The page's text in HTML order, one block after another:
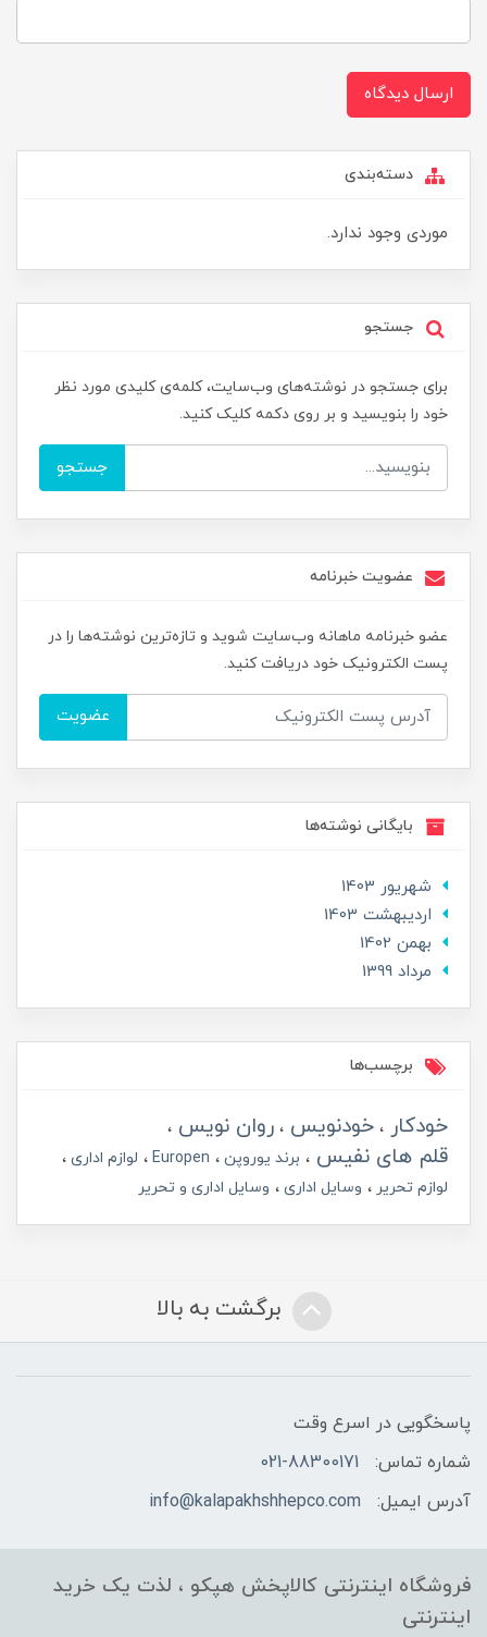
ارسال دیدگاه
دسته‌بندی
موردی وجود ندارد.
جستجو
برای جستجو در نوشته‌های وب‌سایت، کلمه‌ی کلیدی مورد نظر
خود را بنویسید و بر روی دکمه کلیک کنید.
جستجو
عضویت خبرنامه
عضو خبرنامه ماهانه وب‌سایت شوید و تازه‌ترین نوشته‌ها را در
پست الکترونیک خود دریافت کنید.
عضویت
بایگانی نوشته‌ها
شهریور 1403
ارديبهشت 1403
بهمن 1402
مرداد 1399
برچسب‌ها
خودکار خودنویس روان نویس
قلم های نفیس
برند یوروپن Europen
لوازم اداری
لوازم تحریر
وسایل اداری وسایل اداری و تحریر
برگشت به بالا
پاسخگویی در اسرع وقت
شماره تماس:
021-88300171
آدرس ایمیل:
info@kalapakhshhepco.com
فروشگاه اینترنتی کالاپخش هپکو ، لذت یک خرید
اینترنتی